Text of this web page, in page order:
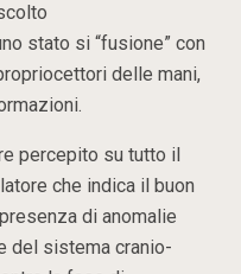
stato si “fusione” con
delle mani,
percepito su tutto il
che indica il buon
di anomalie
del sistema cranio-